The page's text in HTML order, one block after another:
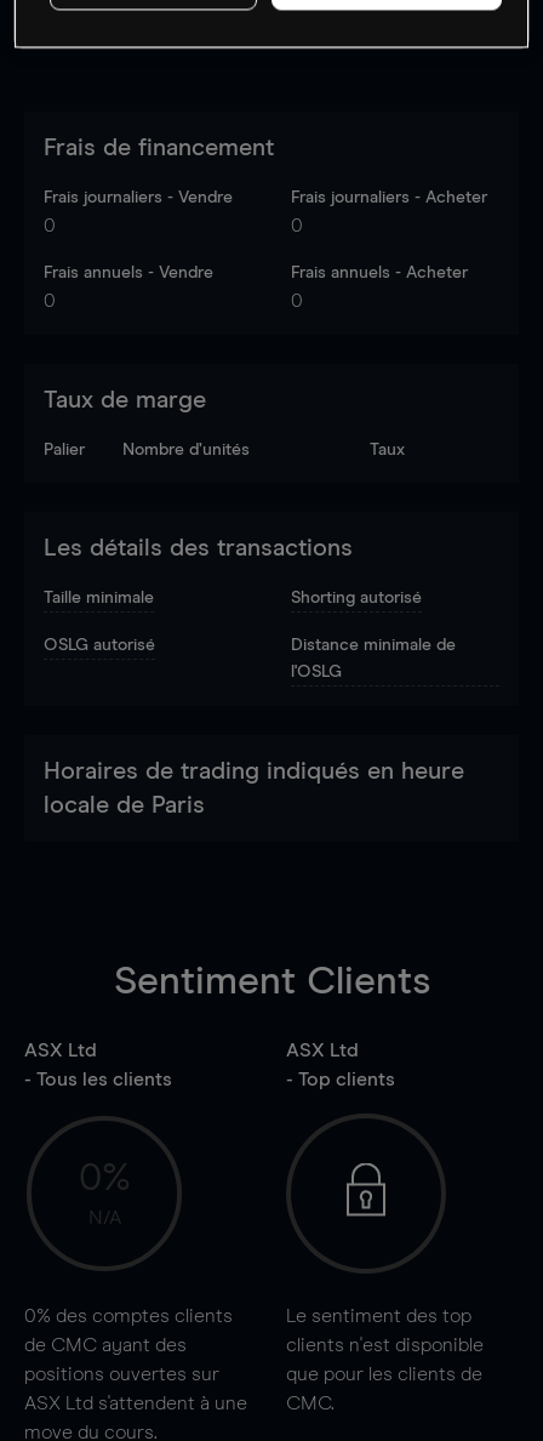
Frais de financement
Frais journaliers - Vendre
0
Frais journaliers - Acheter
0
Frais annuels - Vendre
0
Frais annuels - Acheter
0
Taux de marge
Palier Nombre d’unités Taux
Les détails des transactions
Taille minimale Shorting autorisé
OSLG autorisé
Distance minimale de
l'OSLG
Horaires de trading indiqués en heure
locale de Paris
Sentiment Clients
ASX Ltd
- Tous les clients
0%
N/A
0% des comptes clients
de CMC ayant des
positions ouvertes sur
ASX Ltd s'attendent à une
move du cours.
ASX Ltd
- Top clients
Le sentiment des top
clients n'est disponible
que pour les clients de
CMC.